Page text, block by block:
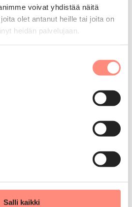
voivat yhdistää näitä
olet antanut heille tai joita on
heidän palvelujaan.
Salli kaikki
tiedot